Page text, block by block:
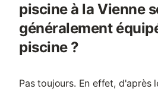
piscine à la Vienne
généralement
piscine ?
Pas toujours. En effet, d'après